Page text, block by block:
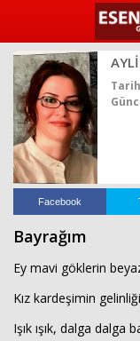
Facebook
Bayrağım
Ey mavi göklerin
Kız kardeşimin
Işık ışık, dalga dalga